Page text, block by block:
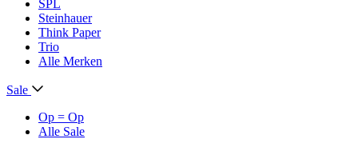
SPL
Steinhauer
Think Paper
Trio
Alle Merken
Sale
Op = Op
Alle Sale